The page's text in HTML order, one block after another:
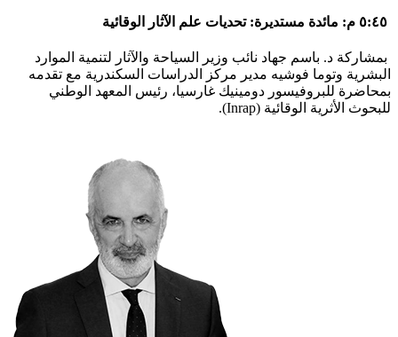
مائدة مستديرة: تحديات علم الآثار الوقائية
بمشاركة د. باسم جهاد نائب وزير السياحة والآثار لتنمية الموارد
البشرية وتوما فوشيه مدير مركز الدراسات السكندرية مع تقدمه
بمحاضرة للبروفيسور دومينيك غارسيا، رئيس المعهد الوطني
للبحوث الأثرية الوقائية (Inrap).